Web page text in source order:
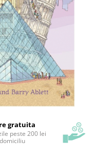
gratuita
peste 200 lei